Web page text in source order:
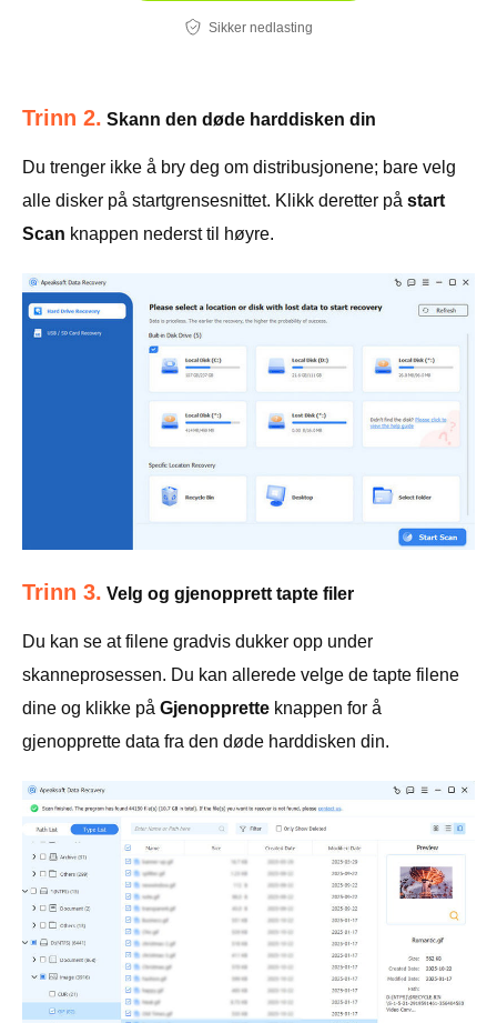
Sikker nedlasting
Trinn 2. Skann den døde harddisken din
Du trenger ikke å bry deg om distribusjonene; bare velg
alle disker på startgrensesnittet. Klikk deretter på start
Scan knappen nederst til høyre.
Trinn 3. Velg og gjenopprett tapte filer
Du kan se at filene gradvis dukker opp under
skanneprosessen. Du kan allerede velge de tapte filene
dine og klikke på Gjenopprette knappen for å
gjenopprette data fra den døde harddisken din.